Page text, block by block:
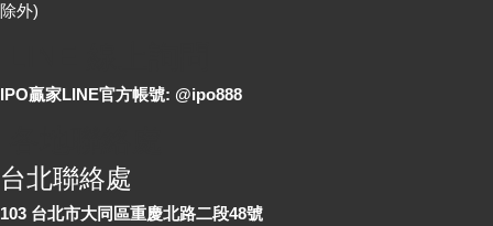
除外)
IPO贏家LINE官方帳號: @ipo888
台北聯絡處
103 台北市大同區重慶北路二段48號